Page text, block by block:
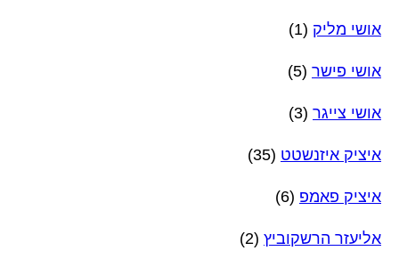
אושי מליק (1)
אושי פישר (5)
אושי צייגר (3)
איציק איזנשטט (35)
איציק פאמפ (6)
אליעזר הרשקוביץ (2)